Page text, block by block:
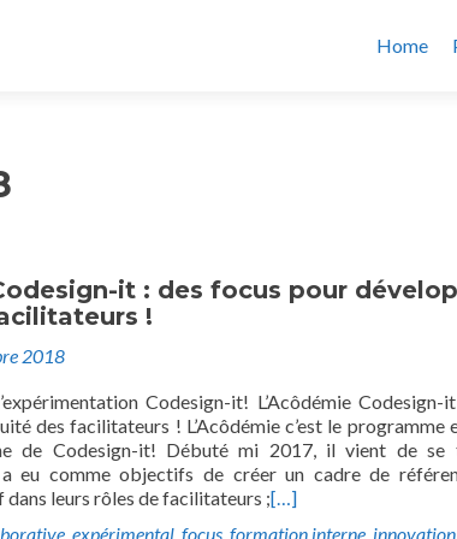
Home
it : des focus pour
!
2018
Codesign-it! L’Acôdémie Codesign-
des facilitateurs ! L’Acôdémie c’est le programme
de Codesign-it! Débuté mi 2017, il vient de se
eu comme objectifs de créer un cadre de
leurs rôles de facilitateurs ;[…]
expérimental focus formation interne innovation